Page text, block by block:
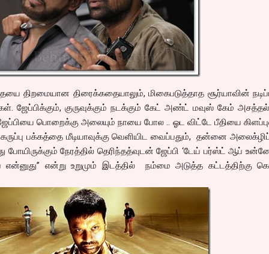
திறமையான திரைக்கதையாலும், மிகைபடுத்தாத சூர்யாவின்
ஜேப்பிக்கும், குருவுக்கும் நடக்கும் கேட் அண்ட் மவுஸ் கேம்
ஜேப்பியை பொறைக்கு அலையும் நாயை போல .. ஓட விட்டே பீதியை
பக்கத்தை மீடியாவுக்கு வெளியிட வைப்பதும், தன்னை
போயிருக்கும் நேரத்தில் தெரிந்தத்வுடன் ஜேப்பி ‘டேய் பர்ஸ்ட் ஆப்
என்று உறுமும் இடத்தில் நம்மை அடுத்த கட்டத்திற்கு